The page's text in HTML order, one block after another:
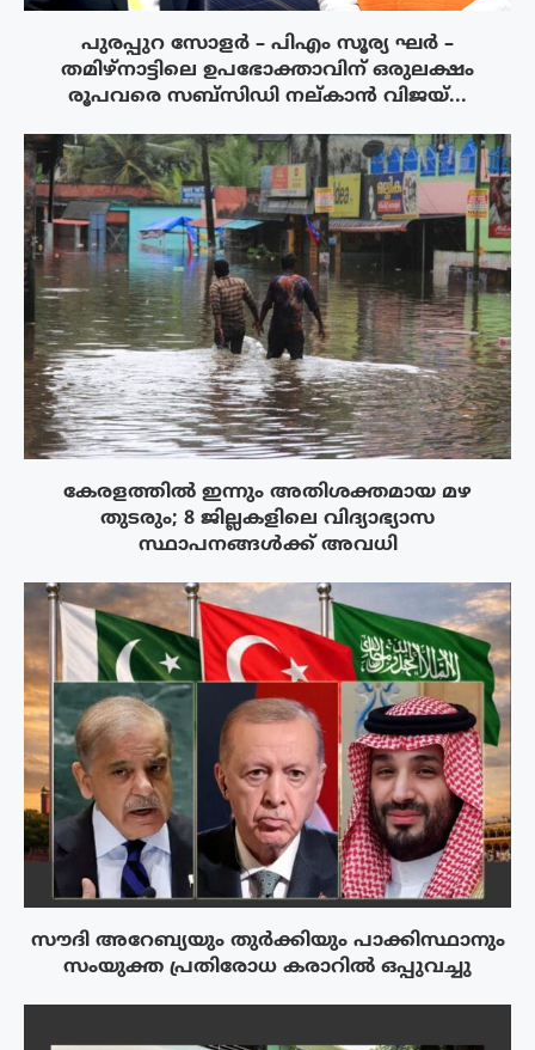
പുരപ്പുറ സോളർ – പിഎം സൂര്യ ഘർ –
തമിഴ്നാട്ടിലെ ഉപഭോക്താവിന് ഒരുലക്ഷം
രൂപവരെ സബ്സിഡി നല്കാൻ വിജയ്...
കേരളത്തിൽ ഇന്നും അതിശക്തമായ മഴ
തുടരും; 8 ജില്ലകളിലെ വിദ്യാഭ്യാസ
സ്ഥാപനങ്ങൾക്ക് അവധി
സൗദി അറേബ്യയും തുർക്കിയും പാക്കിസ്ഥാനും
സംയുക്ത പ്രതിരോധ കരാറിൽ ഒപ്പുവച്ചു